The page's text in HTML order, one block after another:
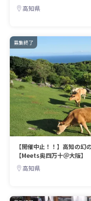
高知県
募集終了
【開催中止！！】高知の幻
【Meets奥四万十＠大阪】
高知県